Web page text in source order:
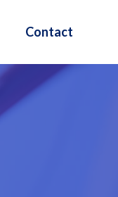
Contact